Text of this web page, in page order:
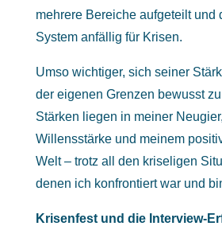
mehrere Bereiche aufgeteilt und
System anfällig für Krisen.
Umso wichtiger, sich seiner
der eigenen Grenzen bewusst
Stärken liegen in meiner
Willensstärke und meinem
Welt – trotz all den kriseligen
denen ich konfrontiert war und
Krisenfest und die Interview-